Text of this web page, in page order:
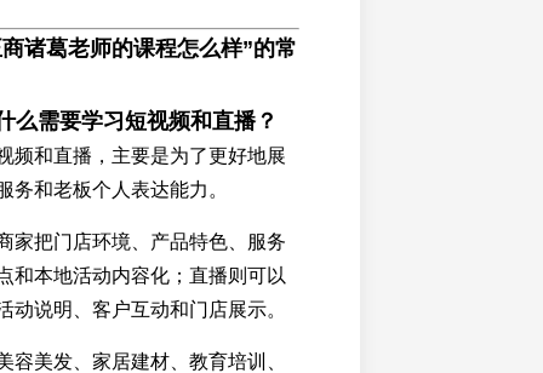
诸葛老师的课程怎么样”的常
么需要学习短视频和直播？
频和直播，主要是为了更好地展
务和老板个人表达能力。
家把门店环境、产品特色、服务
和本地活动内容化；直播则可以
动说明、客户互动和门店展示。
容美发、家居建材、教育培训、